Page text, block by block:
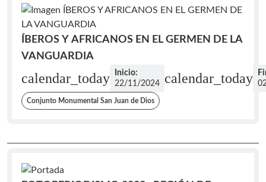
ÍBEROS Y AFRICANOS EN EL GERMEN DE LA
VANGUARDIA
calendar_today
Inicio:
22/11/2024
calendar_today
Conjunto Monumental San Juan de Dios